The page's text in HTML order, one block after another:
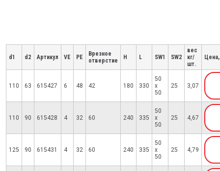
d1 d2 Артикул VE PE
Врезное
отверстие
H L SW1 SW2
вес
кг/
шт.
110 63 615427 6 48 42 180 330
50
x
50
25 3,07
110 90 615428 4 32 60 240 335
50
x
50
25 4,67
125 90 615431 4 32 60 240 335
50
x
50
25 4,79